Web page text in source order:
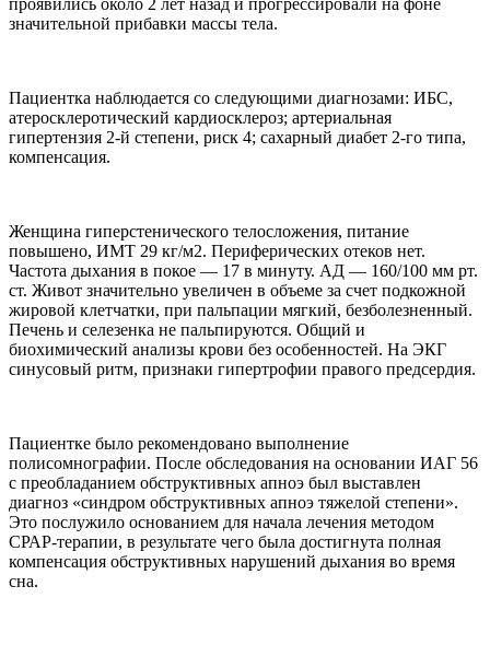
проявились около 2 лет назад и прогрессировали на фоне
значительной прибавки массы тела.
Пациентка наблюдается со следующими диагнозами: ИБС,
атеросклеротический кардиосклероз; артериальная
гипертензия 2-й степени, риск 4; сахарный диабет 2-го типа,
компенсация.
Женщина гиперстенического телосложения, питание
повышено, ИМТ 29 кг/м2. Периферических отеков нет.
Частота дыхания в покое — 17 в минуту. АД — 160/100 мм рт.
ст. Живот значительно увеличен в объеме за счет подкожной
жировой клетчатки, при пальпации мягкий, безболезненный.
Печень и селезенка не пальпируются. Общий и
биохимический анализы крови без особенностей. На ЭКГ
синусовый ритм, признаки гипертрофии правого предсердия.
Пациентке было рекомендовано выполнение
полисомнографии. После обследования на основании ИАГ 56
с преобладанием обструктивных апноэ был выставлен
диагноз «синдром обструктивных апноэ тяжелой степени».
Это послужило основанием для начала лечения методом
СРАР-терапии, в результате чего была достигнута полная
компенсация обструктивных нарушений дыхания во время
сна.